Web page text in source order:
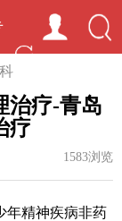
治疗-青岛
疗
1583浏览
年精神疾病非药